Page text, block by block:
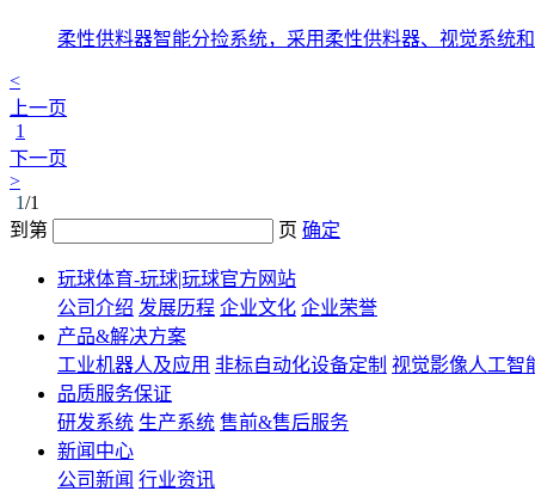
柔性供料器智能分捡系统，采用柔性供料器、视觉系统
<
上一页
1
下一页
>
1/1
到第
页 确定
玩球体育-玩球|玩球官方网站
公司介绍 发展历程 企业文化 企业荣誉
产品&解决方案
工业机器人及应用 非标自动化设备定制 视觉影像人工智
品质服务保证
研发系统 生产系统 售前&售后服务
新闻中心
公司新闻 行业资讯